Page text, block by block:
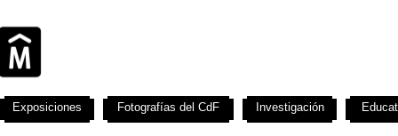
Exposiciones Fotografías del CdF Investigación